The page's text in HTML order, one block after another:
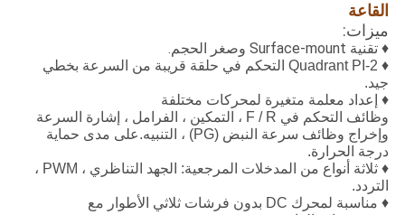
القاعة
ميزات:
♦ تقنية Surface-mount وصغر الحجم.
♦ 2-Quadrant PI التحكم في حلقة قريبة من السرعة بخطي
جيد.
♦ إعداد معلمة متغيرة لمحركات مختلفة
وظائف التحكم في F / R ، التمكين ، الفرامل ، إشارة السرعة
وإخراج وظائف سرعة النبض (PG) ، التنبيه.على مدى حماية
درجة الحرارة.
♦ ثلاثة أنواع من المدخلات المرجعية: الجهد التناظري ، PWM ،
التردد.
♦ مناسبة لمحرك DC بدون فرشات ثلاثي الأطوار مع